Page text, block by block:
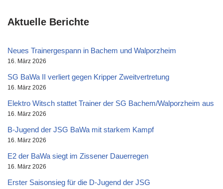
Aktuelle Berichte
Neues Trainergespann in Bachem und Walporzheim
16. März 2026
SG BaWa II verliert gegen Kripper Zweitvertretung
16. März 2026
Elektro Witsch stattet Trainer der SG Bachem/Walporzheim aus
16. März 2026
B-Jugend der JSG BaWa mit starkem Kampf
16. März 2026
E2 der BaWa siegt im Zissener Dauerregen
16. März 2026
Erster Saisonsieg für die D-Jugend der JSG